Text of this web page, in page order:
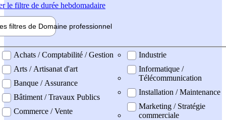
le filtre de durée hebdomadaire
filtres de Domaine professionnel
professionel
Achats / Comptabilité / Gestion
Arts / Artisanat d'art
Banque / Assurance
Bâtiment / Travaux Publics
Commerce / Vente
Industrie
Informatique /
Télécommunication
Installation / Maintenance
Marketing / Stratégie
commerciale